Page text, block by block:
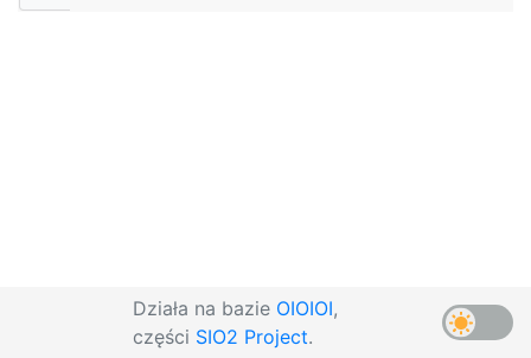
Działa na bazie OIOIOI,
części SIO2 Project.